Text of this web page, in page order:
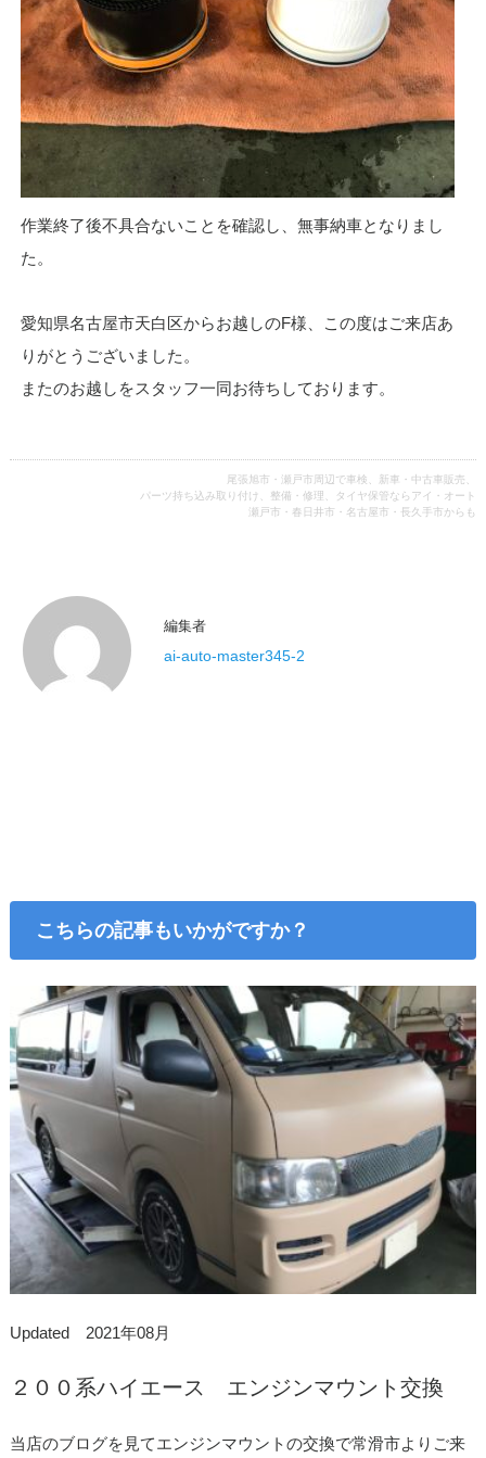
作業終了後不具合ないことを確認し、無事納車となりまし
た。
愛知県名古屋市天白区からお越しのF様、この度はご来店あ
りがとうございました。
またのお越しをスタッフ一同お待ちしております。
尾張旭市・瀬戸市周辺で車検、新車・中古車販売、
パーツ持ち込み取り付け、整備・修理、タイヤ保管ならアイ・オート
瀬戸市・春日井市・名古屋市・長久手市からも
編集者
ai-auto-master345-2
こちらの記事もいかがですか？
Updated 2021年08月
２００系ハイエース エンジンマウント交換
当店のブログを見てエンジンマウントの交換で常滑市よりご来